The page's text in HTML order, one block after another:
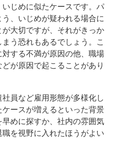
じめに似たケースです。パ
、いじめが疑われる場合に
大切ですが、それがきっか
う恐れもあるでしょう。こ
する不満が原因の他、職場
が原因で起こることがあり
員など雇用形態が多様化し
ースが増えるといった背景
めに探すか、社内の雰囲気
を視野に入れたほうがよい